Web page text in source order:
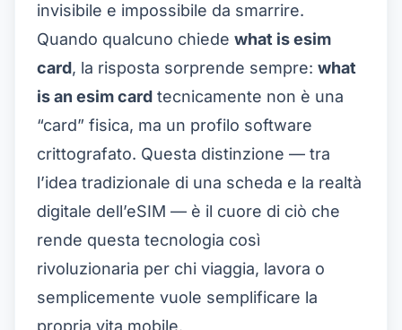
invisibile e impossibile da smarrire.
Quando qualcuno chiede what is esim
card, la risposta sorprende sempre: what
is an esim card tecnicamente non è una
“card” fisica, ma un profilo software
crittografato. Questa distinzione — tra
l’idea tradizionale di una scheda e la realtà
digitale dell’eSIM — è il cuore di ciò che
rende questa tecnologia così
rivoluzionaria per chi viaggia, lavora o
semplicemente vuole semplificare la
propria vita mobile.